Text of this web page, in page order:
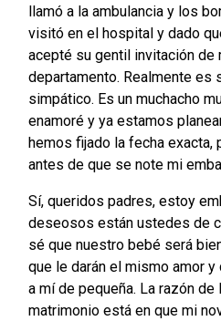
llamó a la ambulancia y los
visitó en el hospital y dado
acepté su gentil invitación de
departamento. Realmente es
simpático. Es un muchacho
enamoré y ya estamos
hemos fijado la fecha exacta,
antes de que se note mi
Sí, queridos padres, estoy
deseosos están ustedes de
sé que nuestro bebé será
que le darán el mismo amor
a mí de pequeña. La razón
matrimonio está en que mi